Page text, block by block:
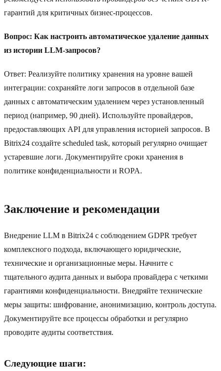
гарантий для критичных бизнес-процессов.
Вопрос: Как настроить автоматическое удаление данных
из истории LLM-запросов?
Ответ: Реализуйте политику хранения на уровне вашей
интеграции: сохраняйте логи запросов в отдельной базе
данных с автоматическим удалением через установленный
период (например, 90 дней). Используйте провайдеров,
предоставляющих API для управления историей запросов. В
Bitrix24 создайте scheduled task, который регулярно очищает
устаревшие логи. Документируйте сроки хранения в
политике конфиденциальности и ROPA.
Заключение и рекомендации
Внедрение LLM в Bitrix24 с соблюдением GDPR требует
комплексного подхода, включающего юридические,
технические и организационные меры. Начните с
тщательного аудита данных и выбора провайдера с четкими
гарантиями конфиденциальности. Внедряйте технические
меры защиты: шифрование, анонимизацию, контроль доступа.
Документируйте все процессы обработки и регулярно
проводите аудиты соответствия.
Следующие шаги: